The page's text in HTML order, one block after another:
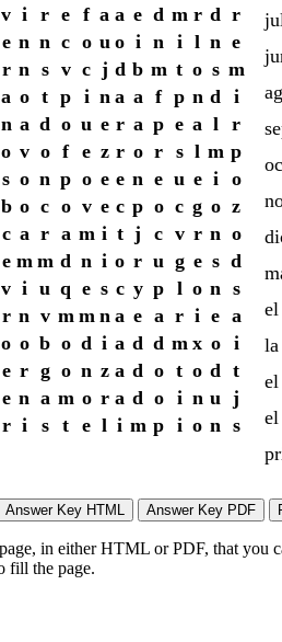
v i r e f a a e d m r d r
e n n c o u o i n i l n e
r n s v c j d b m t o s m
a o t p i n a a f p n d i
n a d o u e r a p e a l
r
o v o f e z r o r s l m p
s o n p o e e n e u e i
o
b o c o v e c p o c g o z
c a r a m i t j c v r n o
e m m d n i o r u g e s d
v i u q e s c y p l o n s
r n v m m n a e a r i e a
o o b o d i a d d m x o
i
e r g o n z a d o t o d t
e n a m o r a d o i n u j
r i s t e l i m p i o n s
el
in either HTML or PDF, that
fill the page.